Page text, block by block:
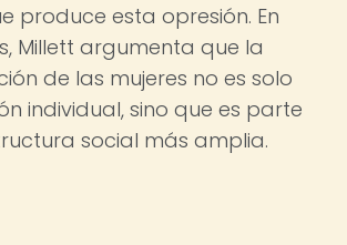
produce esta opresión. En
Millett argumenta que la
de las mujeres no es solo
individual, sino que es parte
social más amplia.